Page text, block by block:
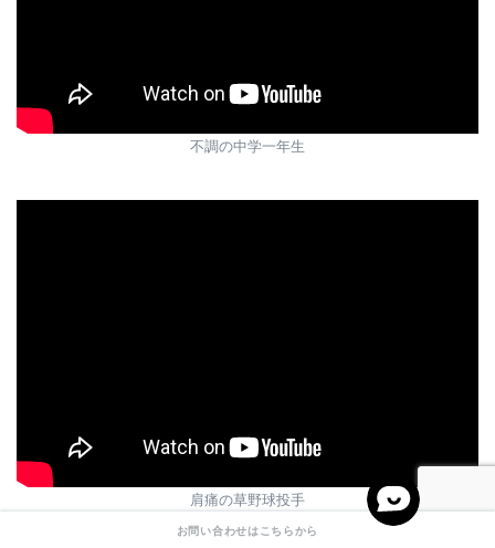
不調の中学一年生
肩痛の草野球投手
お問い合わせはこちらから